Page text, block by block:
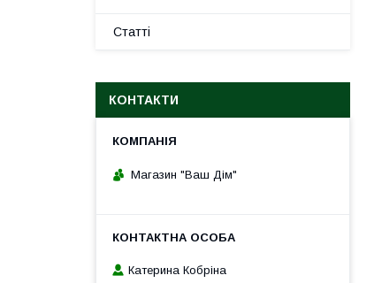
Статті
КОНТАКТИ
Магазин "Ваш Дім"
Катерина Кобріна